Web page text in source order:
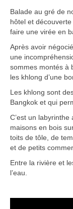
Cambodge
Carte du
Toutes à
Les
France
Carte de
Ville :
Balade au gré de
hôtel et découverte
faire une virée en
Après avoir
une
sommes montés à
les khlong d’une
Les khlong sont
Bangkok et qui
C’est un
maisons en bois
toits de tôle, de
et de petits
Entre la rivière et
l’eau.